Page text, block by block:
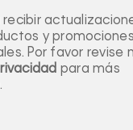
recibir
y
Por favor revise
para más